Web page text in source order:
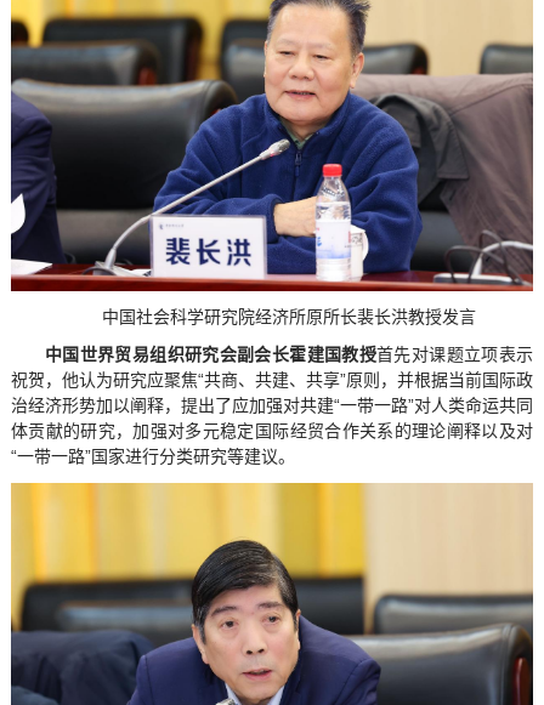
中国社会科学研究院经济所原所长裴长洪教授发言
中国世界贸易组织研究会副会长霍建国教授首先对课题立项表示
祝贺，他认为研究应聚焦“共商、共建、共享”原则，并根据当前国际政
治经济形势加以阐释，提出了应加强对共建“一带一路”对人类命运共同
体贡献的研究，加强对多元稳定国际经贸合作关系的理论阐释以及对
“一带一路”国家进行分类研究等建议。